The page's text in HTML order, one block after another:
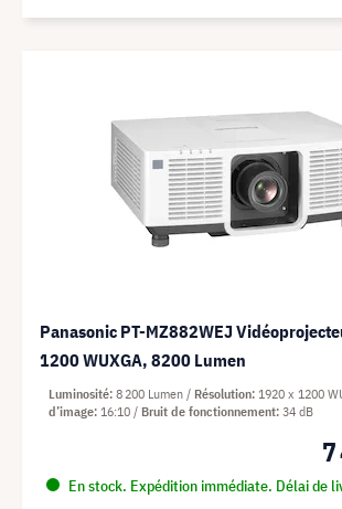
Panasonic PT-MZ882WEJ
1200 WUXGA, 8200 Lumen
En stock. Expédition immédiate. Délai de
Luminosité 8 200 Lumen Résolution 1920 x 1200
d’image 16:10 Bruit de fonctionnement 34 dB